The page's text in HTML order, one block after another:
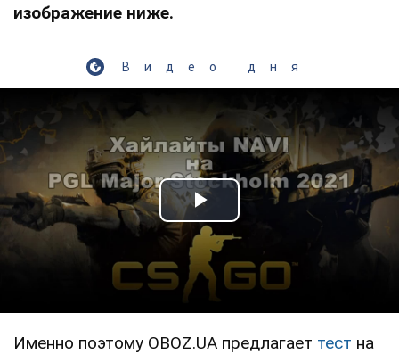
изображение ниже.
Видео дня
Play Video
Именно поэтому OBOZ.UA предлагает тест на